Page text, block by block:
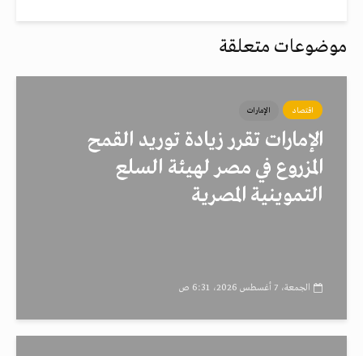
موضوعات متعلقة
اقتصاد الإمارات
الإمارات تقرر زيادة توريد القمح
المزروع في مصر لهيئة السلع
التموينية المصرية
الجمعة، 7 أغسطس 2026، 6:31 ص